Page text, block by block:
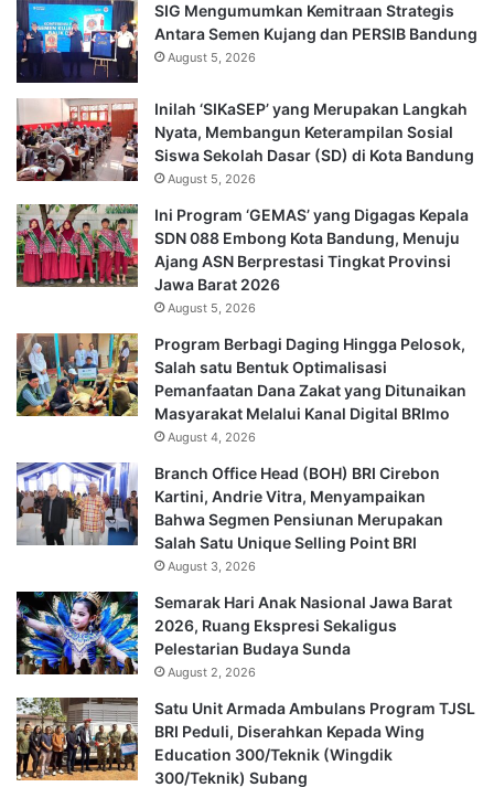
SIG Mengumumkan Kemitraan Strategis
Antara Semen Kujang dan PERSIB Bandung
August 5, 2026
Inilah ‘SIKaSEP’ yang Merupakan Langkah
Nyata, Membangun Keterampilan Sosial
Siswa Sekolah Dasar (SD) di Kota Bandung
August 5, 2026
Ini Program ‘GEMAS’ yang Digagas Kepala
SDN 088 Embong Kota Bandung, Menuju
Ajang ASN Berprestasi Tingkat Provinsi
Jawa Barat 2026
August 5, 2026
Program Berbagi Daging Hingga Pelosok,
Salah satu Bentuk Optimalisasi
Pemanfaatan Dana Zakat yang Ditunaikan
Masyarakat Melalui Kanal Digital BRImo
August 4, 2026
Branch Office Head (BOH) BRI Cirebon
Kartini, Andrie Vitra, Menyampaikan
Bahwa Segmen Pensiunan Merupakan
Salah Satu Unique Selling Point BRI
August 3, 2026
Semarak Hari Anak Nasional Jawa Barat
2026, Ruang Ekspresi Sekaligus
Pelestarian Budaya Sunda
August 2, 2026
Satu Unit Armada Ambulans Program TJSL
BRI Peduli, Diserahkan Kepada Wing
Education 300/Teknik (Wingdik
300/Teknik) Subang